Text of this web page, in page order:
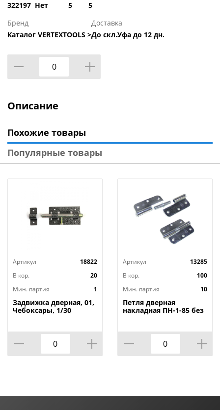
322197 Нет
5
5
Бренд
Каталог VERTEXTOOLS >
Доставка
До скл.Уфа до 12 дн.
Описание
Похожие товары
Популярные товары
Артикул
18822
В кор.
20
Мин. партия
1
Задвижка дверная, 01,
Чебоксары, 1/30
Артикул
13285
В кор.
100
Мин. партия
10
Петля дверная
накладная ПН-1-85 без
10/100